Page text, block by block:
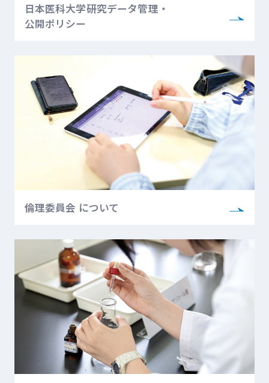
日本医科大学研究データ管理・
公開ポリシー
倫理委員会 について